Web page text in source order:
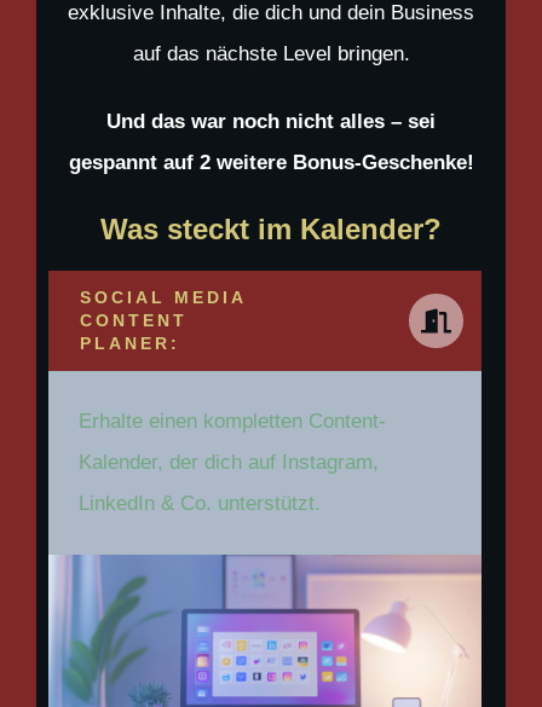
exklusive Inhalte, die dich und dein Business
auf das nächste Level bringen.
Und das war noch nicht alles – sei
gespannt auf 2 weitere Bonus-Geschenke!
Was steckt im Kalender?
SOCIAL MEDIA
CONTENT
PLANER:
Erhalte einen kompletten Content-
Kalender, der dich auf Instagram,
LinkedIn & Co. unterstützt.